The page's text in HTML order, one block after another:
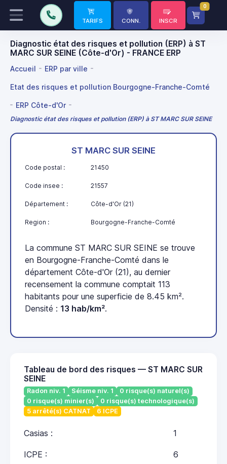
TARIFS CONN. INSCR
0
Diagnostic état des risques et pollution (ERP) à ST
MARC SUR SEINE (Côte-d'Or) - FRANCE ERP
Accueil ERP par ville
Etat des risques et pollution Bourgogne-Franche-Comté
ERP Côte-d'Or
Diagnostic état des risques et pollution (ERP) à ST MARC SUR SEINE
ST MARC SUR SEINE
Code postal : 21450
Code insee : 21557
Département : Côte-d'Or (21)
Region : Bourgogne-Franche-Comté
La commune ST MARC SUR SEINE se trouve
en Bourgogne-Franche-Comté dans le
département Côte-d'Or (21), au dernier
recensement la commune comptait 113
habitants pour une superficie de 8.45 km².
Densité : 13 hab/km².
Tableau de bord des risques — ST MARC SUR
SEINE
Radon niv. 1 Séisme niv. 1
0 risque(s) naturel(s)
0 risque(s) minier(s)
0 risque(s) technologique(s)
5 arrêté(s) CATNAT
6 ICPE
Casias : 1
ICPE : 6